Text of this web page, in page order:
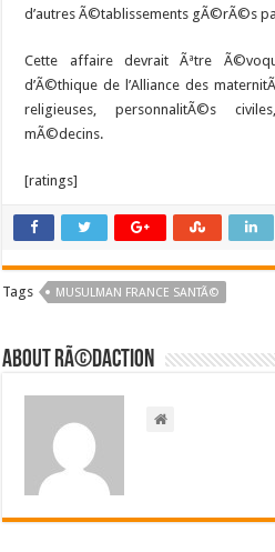
d’autres Ã©tablissements gÃ©rÃ©s
Cette affaire devrait Ãªtre
d’Ã©thique de l’Alliance des
religieuses, personnalitÃ©s
mÃ©decins.
[ratings]
Tags MUSULMAN FRANCE SANTÃ©
About RÃ©daction